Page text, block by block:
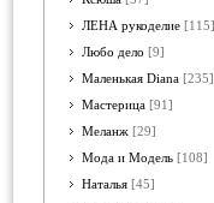
ЛЕНА рукоделие [115]
Любо дело [9]
Маленькая Diana [235]
Мастерица [91]
Меланж [29]
Мода и Модель [108]
Наталья [45]